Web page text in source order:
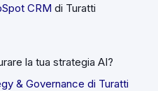
CRM di Turatti
la tua strategia AI?
& Governance di Turatti